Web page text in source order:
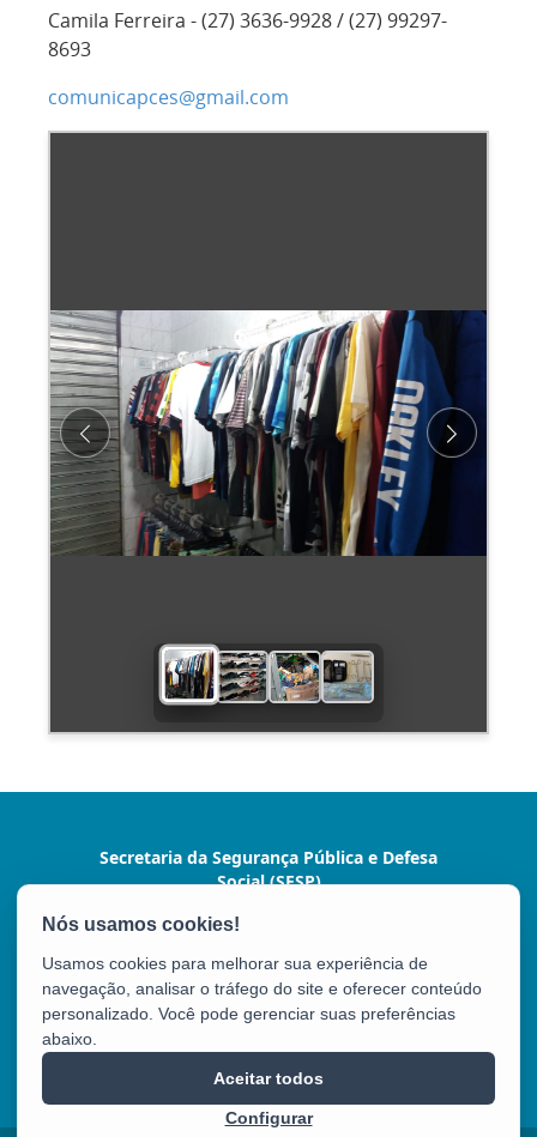
Camila Ferreira - (27) 3636-9928 / (27) 99297-
8693
comunicapces@gmail.com
Previous Next
Secretaria da Segurança Pública e Defesa
Social (SESP)
Av. Marechal Mascarenhas de Moraes, nº 2355 -
CEP: 29050-625 - Vitória / ES
Tel.: (27) 3636-1500/9924
Usamos cookies para melhorar sua experiência de
navegação, analisar o tráfego do site e oferecer conteúdo
personalizado. Você pode gerenciar suas preferências
abaixo.
Configurar
Aceitar todos